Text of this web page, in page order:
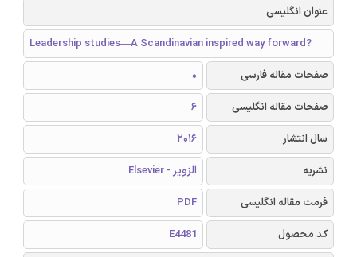
عنوان انگلیسی
Leadership studies—A Scandinavian inspired way forward?
صفحات مقاله فارسی
0
صفحات مقاله انگلیسی
6
سال انتشار
2016
نشریه
الزویر - Elsevier
فرمت مقاله انگلیسی
PDF
کد محصول
E4481